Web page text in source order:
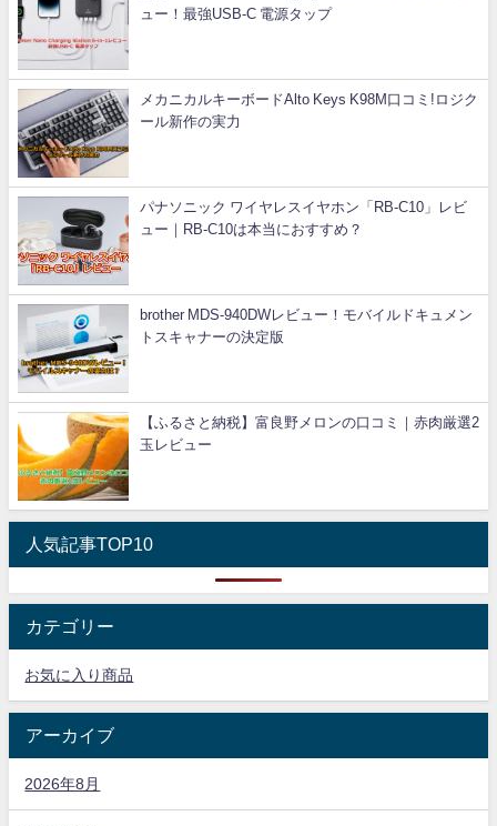
ュー！最強USB-C 電源タップ
メカニカルキーボードAlto Keys K98M口コミ!ロジク
ール新作の実力
パナソニック ワイヤレスイヤホン「RB-C10」レビ
ュー｜RB-C10は本当におすすめ？
brother MDS-940DWレビュー！モバイルドキュメン
トスキャナーの決定版
【ふるさと納税】富良野メロンの口コミ｜赤肉厳選2
玉レビュー
人気記事TOP10
カテゴリー
お気に入り商品
アーカイブ
2026年8月